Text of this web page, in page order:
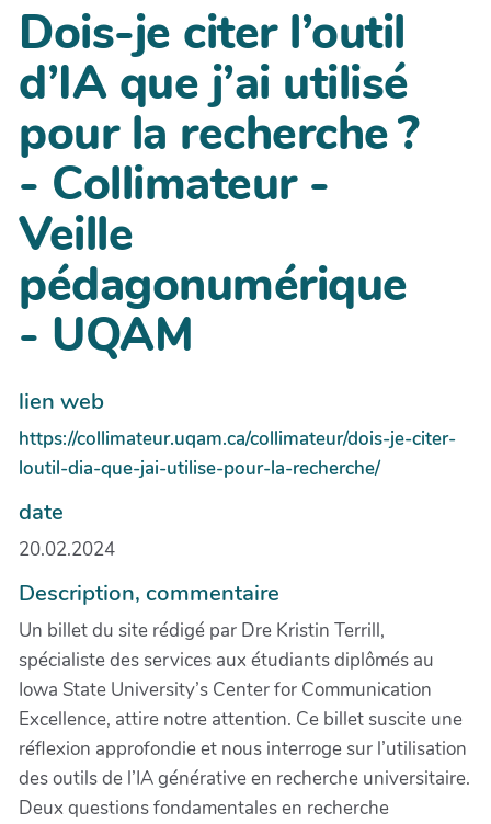
Dois-je citer l’outil
d’IA que j’ai utilisé
pour la recherche ?
- Collimateur -
Veille
pédagonumérique
- UQAM
lien web
https://collimateur.uqam.ca/collimateur/dois-je-citer-
loutil-dia-que-jai-utilise-pour-la-recherche/
date
20.02.2024
Description, commentaire
Un billet du site rédigé par Dre Kristin Terrill,
spécialiste des services aux étudiants diplômés au
Iowa State University’s Center for Communication
Excellence, attire notre attention. Ce billet suscite une
réflexion approfondie et nous interroge sur l’utilisation
des outils de l’IA générative en recherche universitaire.
Deux questions fondamentales en recherche